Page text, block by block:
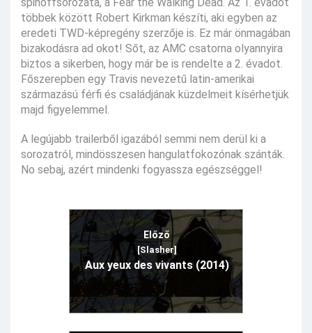
többek között Robert Kirkman készíti, aki egyben az
eredeti TWD-képregény szerzője is. Ez már önmagában
bizakodásra ad okot! Sőt, az AMC csatorna olyannyira
biztos a sikerben, hogy már be is rendelte a 2. évadot.
Főszerepben egy Travis nevezetű latin-amerikai
származású férfi és családjának küzdelmeit kísérhetjük
majd figyelemmel.
A legújabb trailerből igazából semmi nem derül ki a
sorozatról, mindösszesen hangulatfokozónak szánták.
No sebaj, azért mindenki fogyassza egészséggel!
Előző
[Slasher]
Aux yeux des vivants (2014)